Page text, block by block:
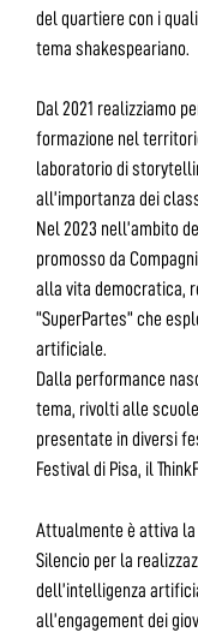
del quartiere con i
tema shakespeariano.
Dal 2021 realizziamo
formazione nel
laboratorio di
all’importanza dei
Nel 2023 nell’ambito
promosso da
alla vita democratica,
“SuperPartes” che
artificiale.
Dalla performance
tema, rivolti alle
presentate in diversi
Festival di Pisa, il
Attualmente è attiva la
Silencio per la
dell’intelligenza
all’engagement dei